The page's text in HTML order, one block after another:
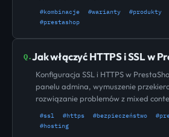
#kombinacje #warianty #produkty
#prestashop
Q.Jak włączyć HTTPS i SSL w
Konfiguracja SSL i HTTPS w
panelu admina, wymuszenie
rozwiązanie problemów z mixed
#ssl #https #bezpieczeństwo
#hosting